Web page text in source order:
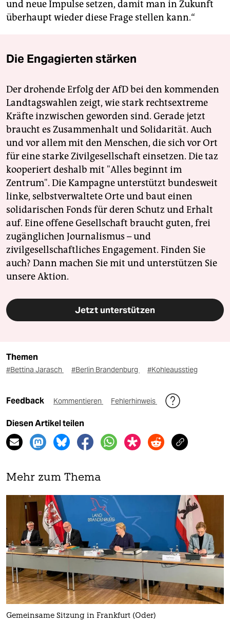
und neue Impulse setzen, damit man in Zukunft
überhaupt wieder diese Frage stellen kann.“
Die Engagierten stärken
Der drohende Erfolg der AfD bei den kommenden
Landtagswahlen zeigt, wie stark rechtsextreme
Kräfte inzwischen geworden sind. Gerade jetzt
braucht es Zusammenhalt und Solidarität. Auch
und vor allem mit den Menschen, die sich vor Ort
für eine starke Zivilgesellschaft einsetzen. Die taz
kooperiert deshalb mit "Alles beginnt im
Zentrum". Die Kampagne unterstützt bundesweit
linke, selbstverwaltete Orte und baut einen
solidarischen Fonds für deren Schutz und Erhalt
auf. Eine offene Gesellschaft braucht guten, frei
zugänglichen Journalismus – und
zivilgesellschaftliches Engagement. Finden Sie
auch? Dann machen Sie mit und unterstützen Sie
unsere Aktion.
Jetzt unterstützen
Themen
#Bettina Jarasch #Berlin Brandenburg #Kohleausstieg
Feedback Kommentieren Fehlerhinweis
Diesen Artikel teilen
Mehr zum Thema
Gemeinsame Sitzung in Frankfurt (Oder)